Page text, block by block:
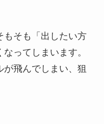
もそも「出したい方
ってしまいます。
飛んでしまい、狙